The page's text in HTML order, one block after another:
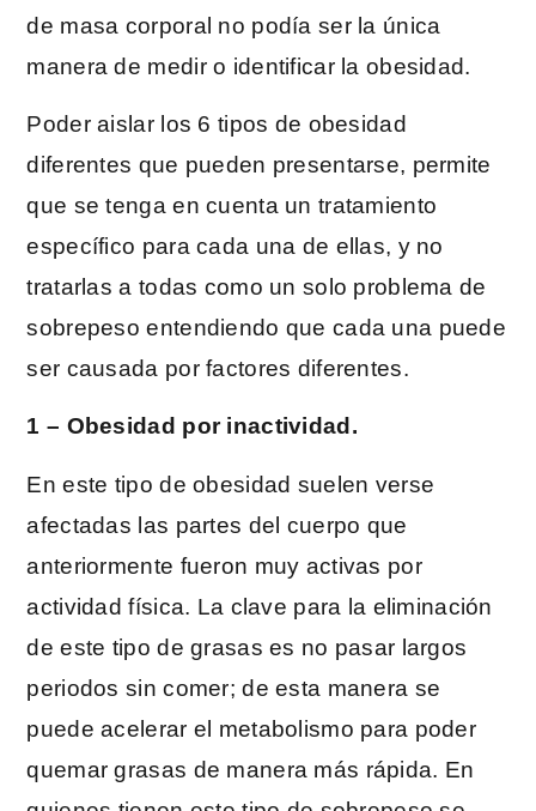
de masa corporal no podía ser la única
manera de medir o identificar la obesidad.
Poder aislar los 6 tipos de obesidad
diferentes que pueden presentarse, permite
que se tenga en cuenta un tratamiento
específico para cada una de ellas, y no
tratarlas a todas como un solo problema de
sobrepeso entendiendo que cada una puede
ser causada por factores diferentes.
1 – Obesidad por inactividad.
En este tipo de obesidad suelen verse
afectadas las partes del cuerpo que
anteriormente fueron muy activas por
actividad física. La clave para la eliminación
de este tipo de grasas es no pasar largos
periodos sin comer; de esta manera se
puede acelerar el metabolismo para poder
quemar grasas de manera más rápida. En